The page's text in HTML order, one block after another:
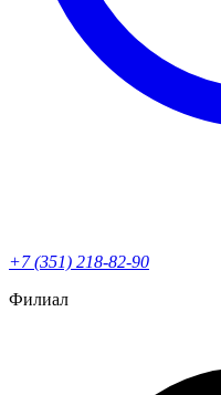
+7 (351) 218-82-90
Филиал